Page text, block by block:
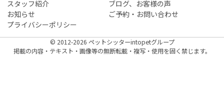
スタッフ紹介
ブログ、お客様の声
お知らせ
ご予約・お問い合わせ
プライバシーポリシー
© 2012-2026 ペットシッターintopetグループ
掲載の内容・テキスト・画像等の無断転載・複写・使用を固く禁じます。